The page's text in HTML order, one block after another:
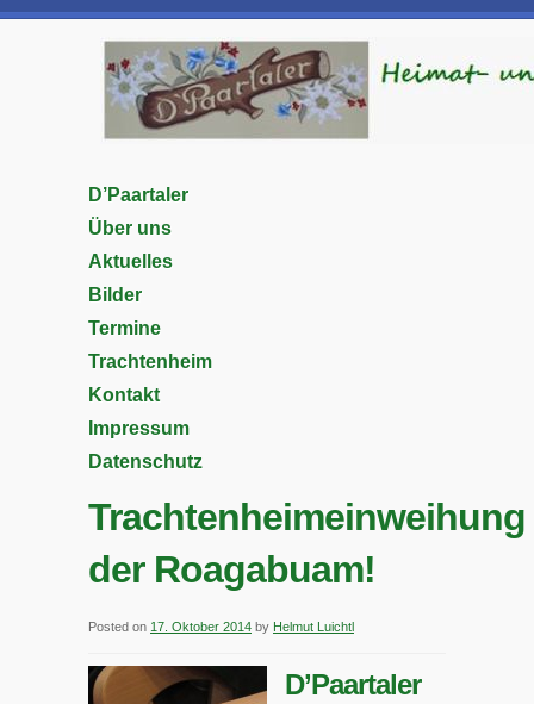
D’Paartaler
Über uns
Aktuelles
Bilder
Termine
Trachtenheim
Kontakt
Impressum
Datenschutz
Trachtenheimeinweihung
der Roagabuam!
Posted on 17. Oktober 2014 by Helmut Luichtl
D’Paartaler